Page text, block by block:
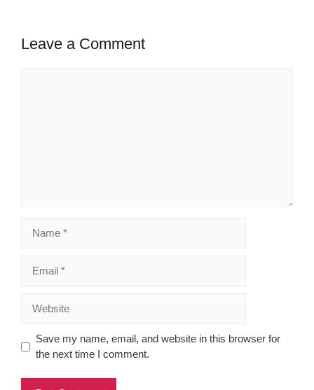
Leave a Comment
Save my name, email, and website in this browser for
the next time I comment.